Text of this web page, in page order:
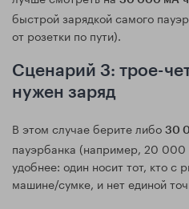
быстрой зарядкой самого
от розетки по пути).
Сценарий 3: трое-
нужен заряд
В этом случае берите либо 30
пауэрбанка (например, 20
удобнее: один носит тот, кто с
машине/сумке, и нет единой